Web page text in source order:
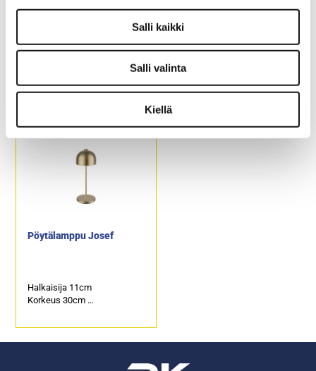
Salli kaikki
Salli valinta
Kiellä
Halkaisija: 12cm
Kaukosäädin
Halkaisija: 8cm
Ladattava
Kaukosäädin
Pöytälamppu Josef
Halkaisija 11cm
Korkeus 30cm
Kaukosäädin